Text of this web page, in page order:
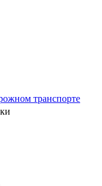
транспорте